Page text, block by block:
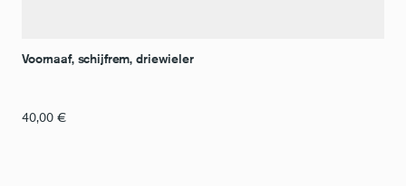
Voornaaf, schijfrem, driewieler
40,00 €